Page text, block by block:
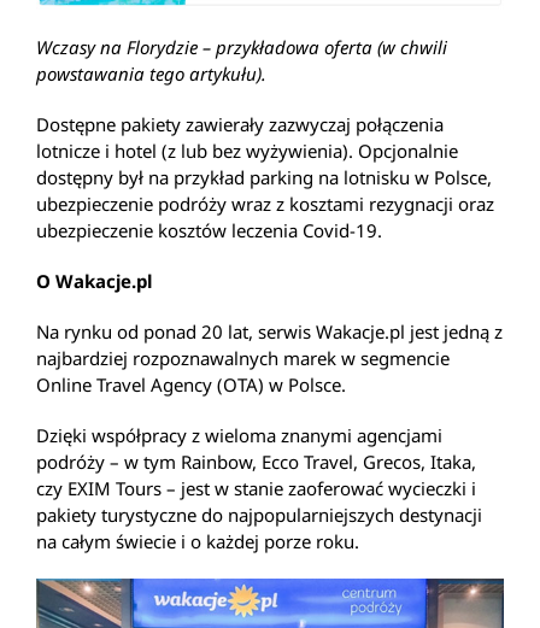
Wczasy na Florydzie – przykładowa oferta (w chwili
powstawania tego artykułu).
Dostępne pakiety zawierały zazwyczaj połączenia
lotnicze i hotel (z lub bez wyżywienia). Opcjonalnie
dostępny był na przykład parking na lotnisku w Polsce,
ubezpieczenie podróży wraz z kosztami rezygnacji oraz
ubezpieczenie kosztów leczenia Covid-19.
O Wakacje.pl
Na rynku od ponad 20 lat, serwis Wakacje.pl jest jedną z
najbardziej rozpoznawalnych marek w segmencie
Online Travel Agency (OTA) w Polsce.
Dzięki współpracy z wieloma znanymi agencjami
podróży – w tym Rainbow, Ecco Travel, Grecos, Itaka,
czy EXIM Tours – jest w stanie zaoferować wycieczki i
pakiety turystyczne do najpopularniejszych destynacji
na całym świecie i o każdej porze roku.